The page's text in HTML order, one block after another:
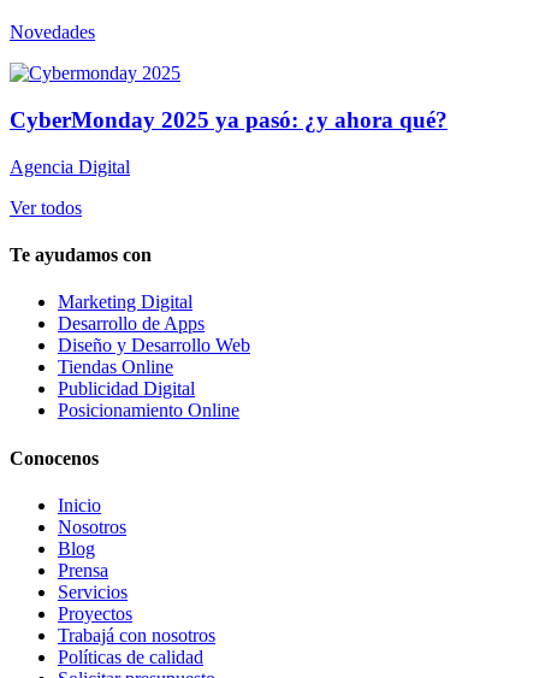
Novedades
CyberMonday 2025 ya pasó: ¿y ahora qué?
Agencia Digital
Ver todos
Te ayudamos con
Marketing Digital
Desarrollo de Apps
Diseño y Desarrollo Web
Tiendas Online
Publicidad Digital
Posicionamiento Online
Conocenos
Inicio
Nosotros
Blog
Prensa
Servicios
Proyectos
Trabajá con nosotros
Políticas de calidad